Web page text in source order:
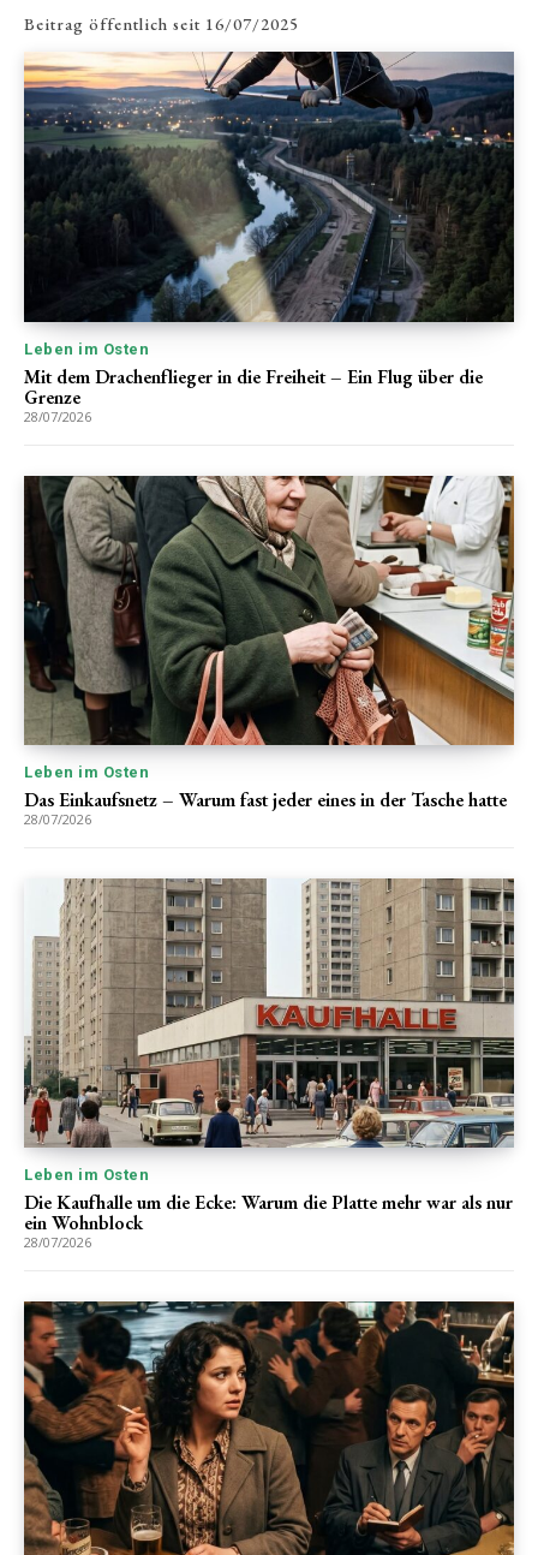
Beitrag öffentlich seit 16/07/2025
Leben im Osten
Mit dem Drachenflieger in die Freiheit – Ein Flug über die
Grenze
28/07/2026
Leben im Osten
Das Einkaufsnetz – Warum fast jeder eines in der Tasche hatte
28/07/2026
Leben im Osten
Die Kaufhalle um die Ecke: Warum die Platte mehr war als nur
ein Wohnblock
28/07/2026